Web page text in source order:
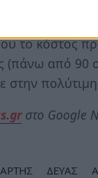
το κόστος
(πάνω από 90
στην
στο Google
ΔΕΥΑΣ